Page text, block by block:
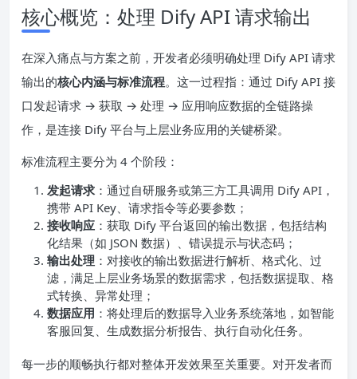
核心概览：处理 Dify API 请求输出
在深入痛点与方案之前，开发者必须明确处理 Dify API 请求
输出的核心内涵与标准流程。这一过程指：通过 Dify API 接
口发起请求 → 获取 → 处理 → 应用响应数据的全链路操
作，是连接 Dify 平台与上层业务应用的关键桥梁。
标准流程主要分为 4 个阶段：
发起请求 ：通过自研服务或第三方工具调用 Dify API，
携带 API Key、请求指令等必要参数；
接收响应 ：获取 Dify 平台返回的输出数据，包括结构
化结果（如 JSON 数据）、错误提示与状态码；
输出处理 ：对接收的输出数据进行解析、格式化、过
滤，满足上层业务场景的数据需求，包括数据提取、格
式转换、异常处理；
数据应用 ：将处理后的数据导入业务系统落地，如智能
客服回复、生成数据分析报告、执行自动化任务。
每一步的顺畅执行都对整体开发效果至关重要。对开发者而